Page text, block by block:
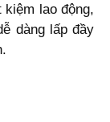
lao động,
dàng lấp đầy